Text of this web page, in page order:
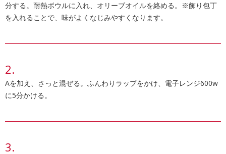
分する。耐熱ボウルに入れ、オリーブオイルを絡める。※飾り包丁
を入れることで、味がよくなじみやすくなります。
Aを加え、さっと混ぜる。ふんわりラップをかけ、電子レンジ600w
に5分かける。